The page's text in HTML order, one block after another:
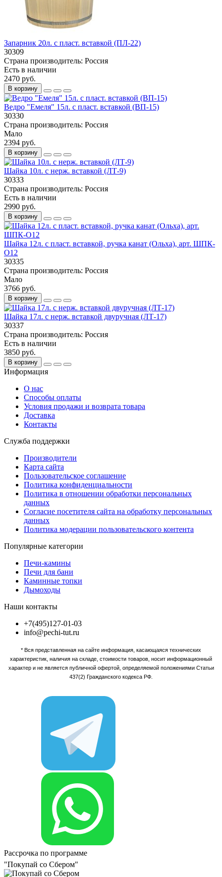
Запарник 20л. с пласт. вставкой (ПЛ-22)
30309
Страна производитель: Россия
Есть в наличии
2470 руб.
В корзину
Ведро "Емеля" 15л. с пласт. вставкой (ВП-15)
30330
Страна производитель: Россия
Мало
2394 руб.
В корзину
Шайка 10л. с нерж. вставкой (ЛТ-9)
30333
Страна производитель: Россия
Есть в наличии
2990 руб.
В корзину
Шайка 12л. с пласт. вставкой, ручка канат (Ольха), арт. ШПК-
О12
30335
Страна производитель: Россия
Мало
3766 руб.
В корзину
Шайка 17л. с нерж. вставкой двуручная (ЛТ-17)
30337
Страна производитель: Россия
Есть в наличии
3850 руб.
В корзину
Информация
О нас
Способы оплаты
Условия продажи и возврата товара
Доставка
Контакты
Служба поддержки
Производители
Карта сайта
Пользовательское соглашение
Политика конфиденциальности
Политика в отношении обработки персональных
данных
Согласие посетителя сайта на обработку персональных
данных
Политика модерации пользовательского контента
Популярные категории
Печи-камины
Печи для бани
Каминные топки
Дымоходы
Наши контакты
+7(495)127-01-03
info@pechi-tut.ru
* Вся представленная на сайте информация, касающаяся технических
характеристик, наличия на складе, стоимости товаров, носит информационный
характер и не является публичной офертой, определяемой положениями Статьи
437(2) Гражданского кодекса РФ.
Рассрочка по программе
"Покупай со Сбером"